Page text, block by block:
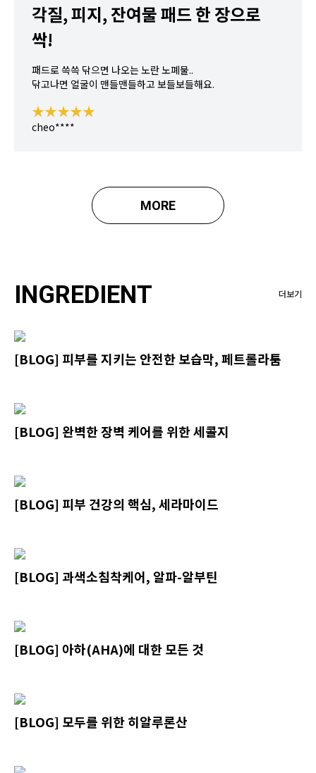
각질, 피지, 잔여물 패드 한 장으로
싹!
패드로 쓱쓱 닦으면 나오는 노란 노폐물..
닦고나면 얼굴이 맨들맨들하고 보들보들해요.
★★★★★
cheo****
MORE
INGREDIENT 더보기
[BLOG] 피부를 지키는 안전한 보습막, 페트롤라툼
[BLOG] 완벽한 장벽 케어를 위한 세콜지
[BLOG] 피부 건강의 핵심, 세라마이드
[BLOG] 과색소침착케어, 알파-알부틴
[BLOG] 아하(AHA)에 대한 모든 것
[BLOG] 모두를 위한 히알루론산